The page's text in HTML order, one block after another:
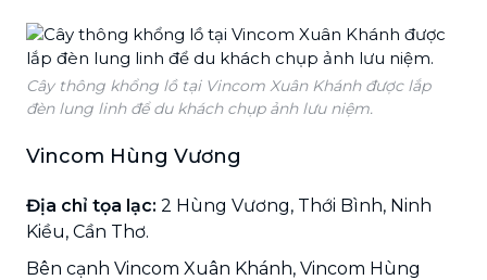
Cây thông khổng lồ tại Vincom Xuân Khánh được lắp
đèn lung linh để du khách chụp ảnh lưu niệm.
Vincom Hùng Vương
Địa chỉ tọa lạc: 2 Hùng Vương, Thới Bình, Ninh
Kiều, Cần Thơ.
Bên cạnh Vincom Xuân Khánh, Vincom Hùng